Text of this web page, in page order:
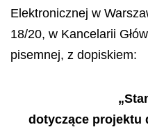
Elektronicznej w
18/20, w Kancelarii
pisemnej, z dopiskiem:
dotyczące projektu